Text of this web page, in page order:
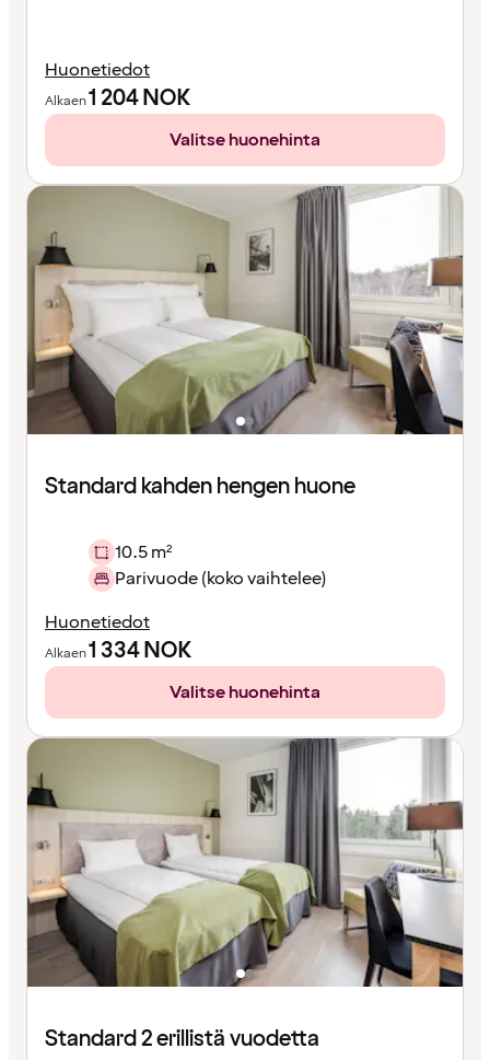
Huonetiedot
Alkaen1 204NOK
Valitse huonehinta
Standard kahden hengen huone
10.5 m²
Parivuode (koko vaihtelee)
Huonetiedot
Alkaen1 334NOK
Valitse huonehinta
Standard 2 erillistä vuodetta